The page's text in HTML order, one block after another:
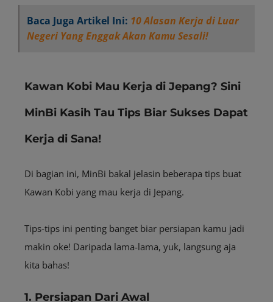
Baca Juga Artikel Ini: 10 Alasan Kerja di Luar
Negeri Yang Enggak Akan Kamu Sesali!
Kawan Kobi Mau Kerja di Jepang? Sini
MinBi Kasih Tau Tips Biar Sukses Dapat
Kerja di Sana!
Di bagian ini, MinBi bakal jelasin beberapa tips buat
Kawan Kobi yang mau kerja di Jepang.
Tips-tips ini penting banget biar persiapan kamu jadi
makin oke! Daripada lama-lama, yuk, langsung aja
kita bahas!
1. Persiapan Dari Awal